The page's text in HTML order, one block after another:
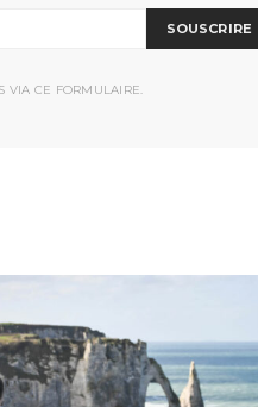
SOUSCRIRE
VIA CE FORMULAIRE.